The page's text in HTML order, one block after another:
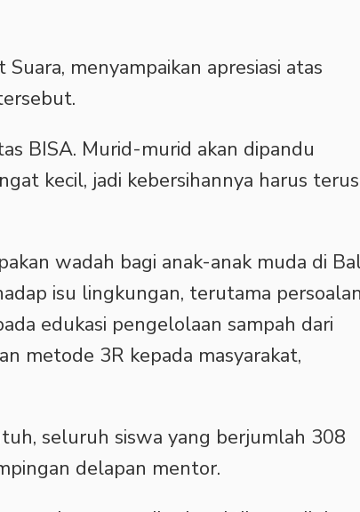
menyampaikan apresiasi atas
BISA. Murid-murid akan dipandu
kecil, jadi kebersihannya harus terus
wadah bagi anak-anak muda di
isu lingkungan, terutama persoalan
edukasi pengelolaan sampah dari
metode 3R kepada masyarakat,
seluruh siswa yang berjumlah 308
delapan mentor.